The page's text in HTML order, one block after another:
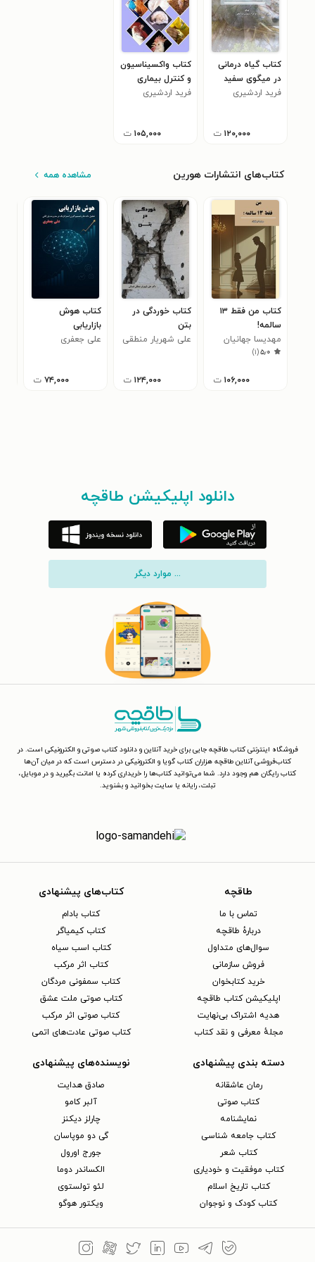
کتاب گیاه درمانی
در میگوی سفید
فرید ‏اردشیری
۱۲۰,۰۰۰ ت
کتاب واکسیناسیون
و کنترل بیماری
نیوکاسل طیور
فرید ‏اردشیری
۱۰۵,۰۰۰ ت
کتاب‌های انتشارات هورین مشاهده همه
کتاب من فقط ۱۳
سالمه!
مهدیسا جهانیان
۵٫۰(۱)
۱۰۶,۰۰۰ ت
کتاب خوردگی در
بتن
علی شهریار منطقی
۱۲۴,۰۰۰ ت
کتاب هوش
بازاریابی
علی جعفری
۷۴,۰۰۰ ت
دانلود اپلیکیشن طاقچه
... موارد دیگر
فروشگاه اینترنتی کتاب طاقچه جایی برای خرید آنلاین و دانلود کتاب صوتی و الکترونیکی است. در
کتاب‌فروشی آنلاین طاقچه هزاران کتاب گویا و الکترونیکی در دسترس است که در میان آن‌ها
کتاب رایگان هم وجود دارد. شما می‌توانید کتاب‌ها را خریداری کرده یا امانت بگیرید و در موبایل،
تبلت، رایانه یا سایت بخوانید و بشنوید.
طاقچه
تماس با ما
دربارهٔ طاقچه
سوال‌های متداول
فروش سازمانی
خرید کتابخوان
اپلیکیشن کتاب طاقچه
هدیه اشتراک بی‌نهایت
مجلهٔ معرفی و نقد کتاب
کتاب‌های پیشنهادی
کتاب بادام
کتاب کیمیاگر
کتاب اسب سیاه
کتاب اثر مرکب
کتاب سمفونی مردگان
کتاب صوتی ملت عشق
کتاب صوتی اثر مرکب
کتاب صوتی عادت‌های اتمی
دسته بندی پیشنهادی
رمان عاشقانه
کتاب‌ صوتی
نمایشنامه
کتاب جامعه شناسی
کتاب شعر
کتاب موفقیت و خودیاری
کتاب تاریخ اسلام
کتاب کودک و نوجوان
نویسنده‌های پیشنهادی
صادق هدایت
آلبر کامو
چارلز دیکنز
گی دو موپاسان
جورج اورول
الکساندر دوما
لئو تولستوی
ویکتور هوگو